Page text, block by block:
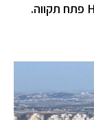
"קבוצת שלמה" תלתה שלט ב-HOPETOWN פתח תקווה.